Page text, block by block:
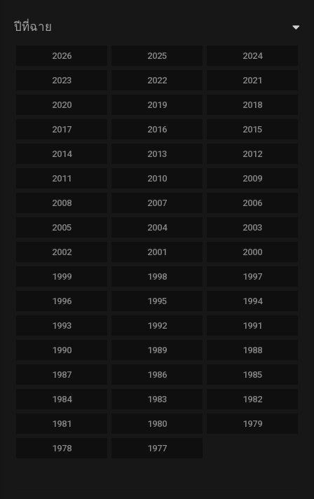
ปีที่ฉาย
2026 2025 2024
2023 2022 2021
2020 2019 2018
2017 2016 2015
2014 2013 2012
2011 2010 2009
2008 2007 2006
2005 2004 2003
2002 2001 2000
1999 1998 1997
1996 1995 1994
1993 1992 1991
1990 1989 1988
1987 1986 1985
1984 1983 1982
1981 1980 1979
1978 1977